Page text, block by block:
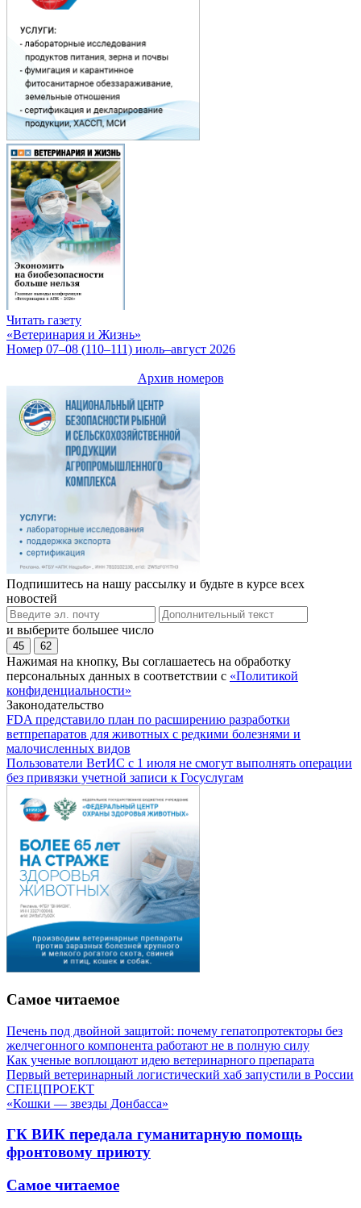
Читать газету
«Ветеринария и Жизнь»
Номер 07–08 (110–111) июль–август 2026
Архив номеров
Подпишитесь на нашу рассылку и будьте в курсе всех
новостей
и выберите большее число
45 62
Нажимая на кнопку, Вы соглашаетесь на обработку
персональных данных в соответствии с «Политикой
конфиденциальности»
Законодательство
FDA представило план по расширению разработки
ветпрепаратов для животных с редкими болезнями и
малочисленных видов
Пользователи ВетИС с 1 июля не смогут выполнять операции
без привязки учетной записи к Госуслугам
Самое читаемое
Печень под двойной защитой: почему гепатопротекторы без
желчегонного компонента работают не в полную силу
Как ученые воплощают идею ветеринарного препарата
Первый ветеринарный логистический хаб запустили в России
СПЕЦПРОЕКТ
«Кошки — звезды Донбасса»
ГК ВИК передала гуманитарную помощь
фронтовому приюту
Самое читаемое